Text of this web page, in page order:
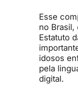
Esse
no Brasil,
Estatuto
idosos
pela
digital.